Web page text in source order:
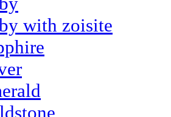
with zoisite